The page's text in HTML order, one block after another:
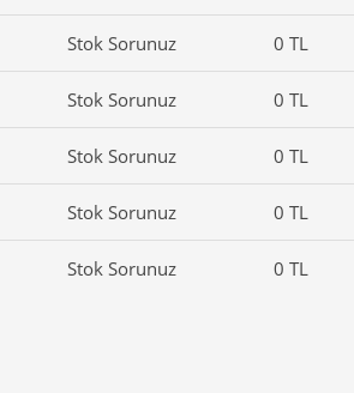
Stok Sorunuz 0 TL
Stok Sorunuz 0 TL
Stok Sorunuz 0 TL
Stok Sorunuz 0 TL
Stok Sorunuz 0 TL